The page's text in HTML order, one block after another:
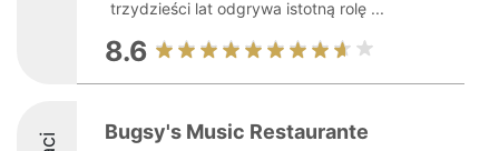
trzydzieści lat odgrywa istotną rolę ...
8.6
Bugsy's Music Restaurante